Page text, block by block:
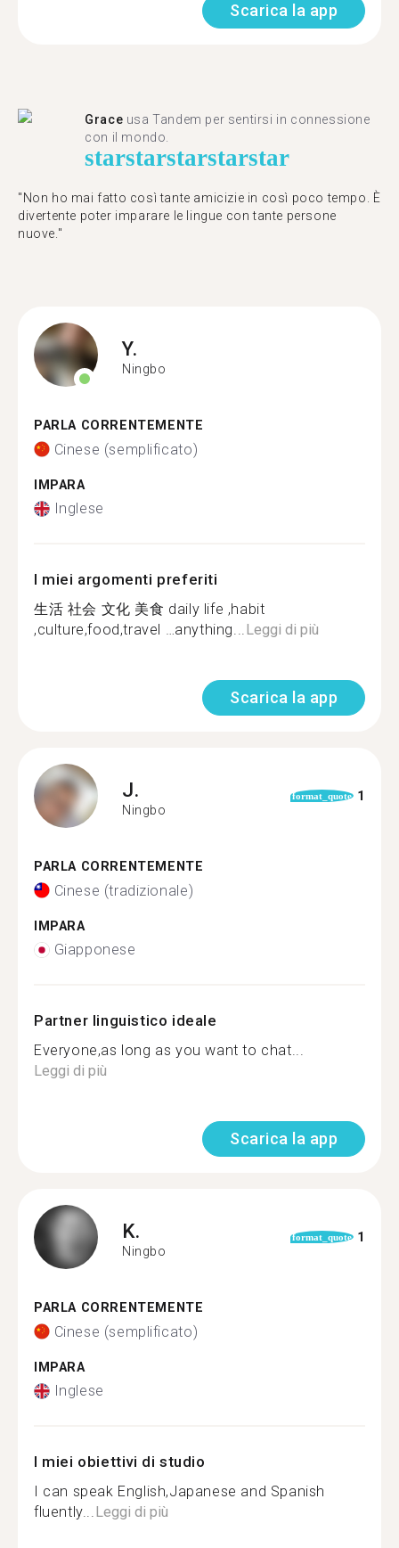
Scarica la app
Grace usa Tandem per sentirsi in connessione
con il mondo.
starstarstarstarstar
"Non ho mai fatto così tante amicizie in così poco tempo. È
divertente poter imparare le lingue con tante persone
nuove."
Y.
Ningbo
PARLA CORRENTEMENTE
Cinese (semplificato)
IMPARA
Inglese
I miei argomenti preferiti
生活 社会 文化 美食 daily life ,habit
,culture,food,travel …anything...Leggi di più
Scarica la app
J.
Ningbo
format_quote 1
PARLA CORRENTEMENTE
Cinese (tradizionale)
IMPARA
Giapponese
Partner linguistico ideale
Everyone,as long as you want to chat...
Leggi di più
Scarica la app
K.
Ningbo
format_quote 1
PARLA CORRENTEMENTE
Cinese (semplificato)
IMPARA
Inglese
I miei obiettivi di studio
I can speak English,Japanese and Spanish
fluently...Leggi di più